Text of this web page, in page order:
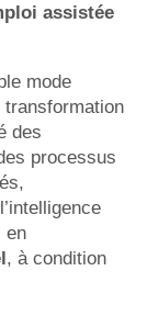
assistée
mode
transformation
des
processus
en
, à condition